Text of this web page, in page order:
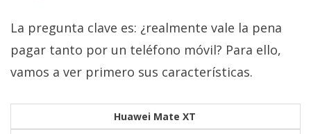
La pregunta clave es: ¿realmente vale la pena
pagar tanto por un teléfono móvil? Para ello,
vamos a ver primero sus características.
Huawei Mate XT